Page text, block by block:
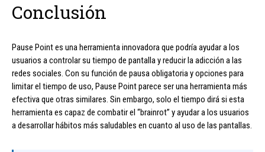
Conclusión
Pause Point es una herramienta innovadora que podría ayudar a los
usuarios a controlar su tiempo de pantalla y reducir la adicción a las
redes sociales. Con su función de pausa obligatoria y opciones para
limitar el tiempo de uso, Pause Point parece ser una herramienta más
efectiva que otras similares. Sin embargo, solo el tiempo dirá si esta
herramienta es capaz de combatir el “brainrot” y ayudar a los usuarios
a desarrollar hábitos más saludables en cuanto al uso de las pantallas.